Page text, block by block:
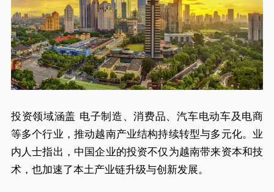
投资领域涵盖 电子制造、消费品、汽车电动车及电商
等多个行业，推动越南产业结构持续转型与多元化。业
内人士指出，中国企业的投资不仅为越南带来资本和技
术，也加速了本土产业链升级与创新发展。